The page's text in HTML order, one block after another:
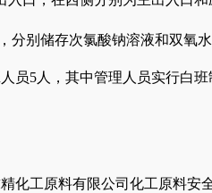
分别储存次氯酸钠溶液和双氧
员5人，其中管理人员实行白
化工原料有限公司化工原料